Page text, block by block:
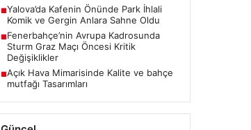
■Yalova’da Kafenin Önünde Park İhlali
Komik ve Gergin Anlara Sahne Oldu
■Fenerbahçe’nin Avrupa Kadrosunda
Sturm Graz Maçı Öncesi Kritik
Değişiklikler
■Açık Hava Mimarisinde Kalite ve bahçe
mutfağı Tasarımları